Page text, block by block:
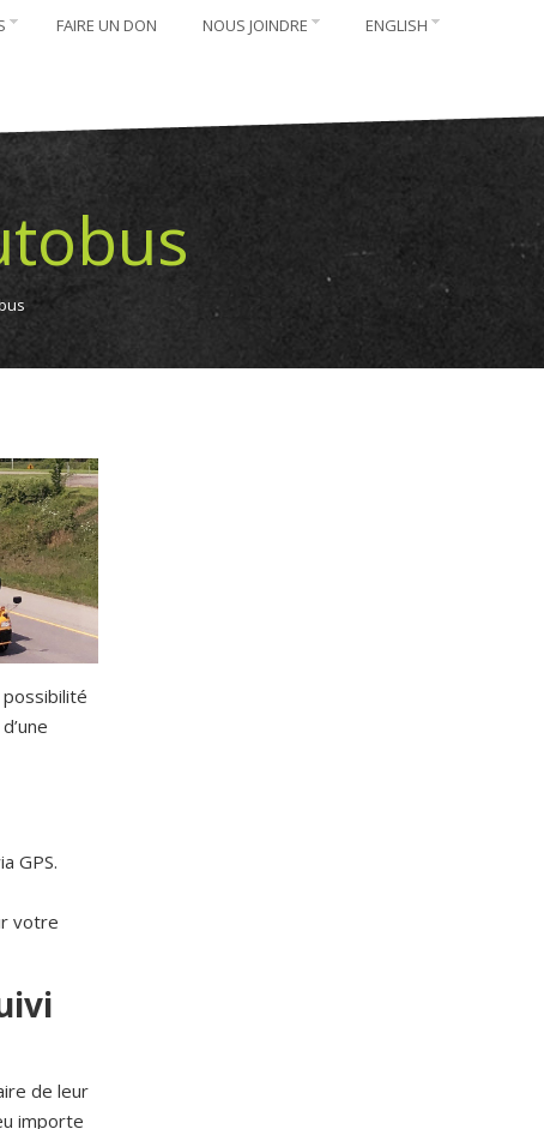
FAIRE UN DON NOUS JOINDRE ENGLISH
GPS.
votre
de leur
importe